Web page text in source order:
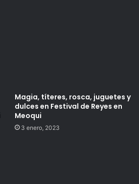
Magia, títeres, rosca, juguetes y
dulces en Festival de Reyes en
Meoqui
3 enero, 2023